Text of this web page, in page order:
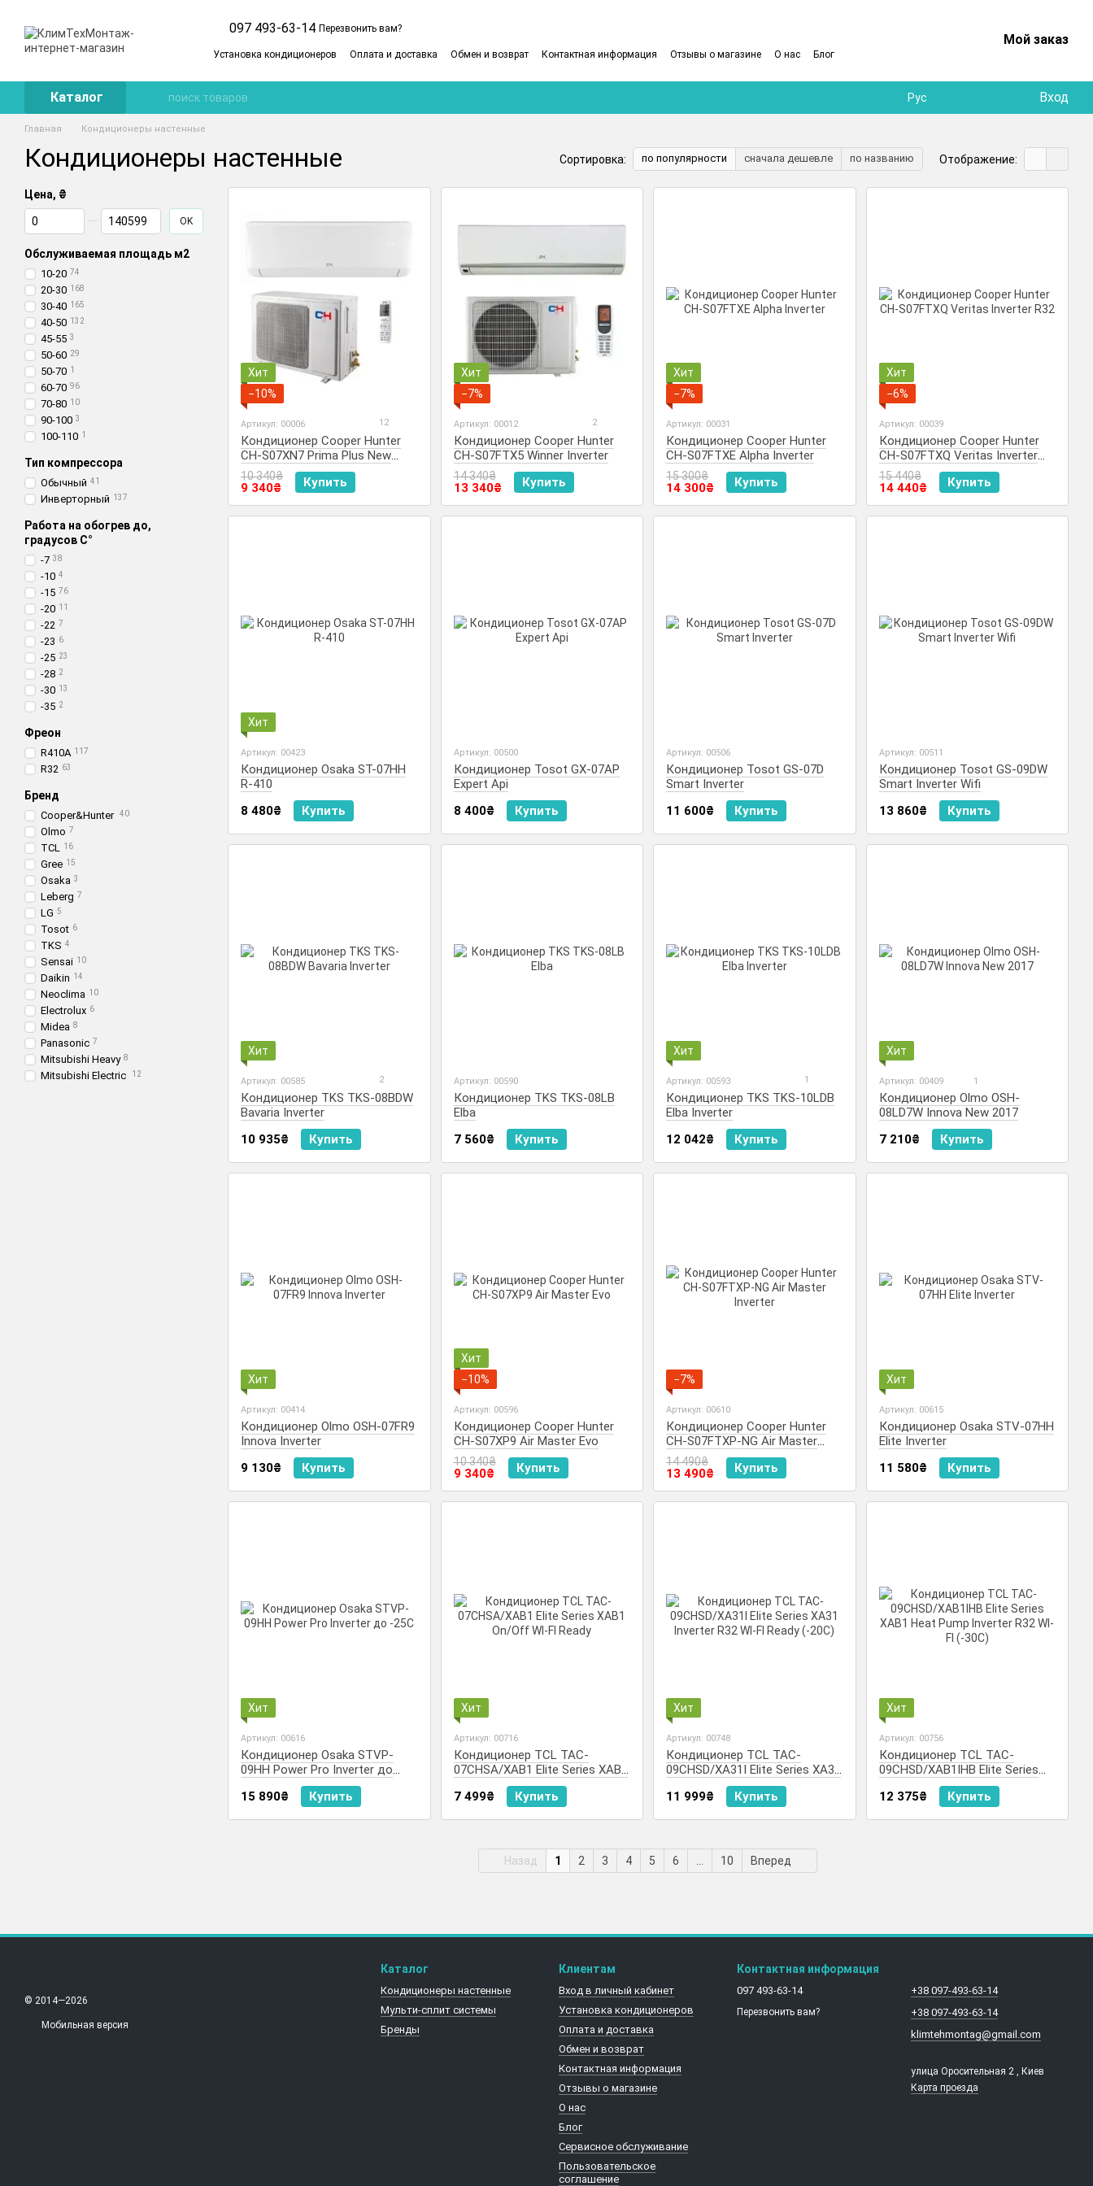
097 493-63-14 Перезвонить вам?
Установка кондиционеров Оплата и доставка Обмен и возврат Контактная информация Отзывы о магазине О нас
Блог
Мой заказ
Каталог Рус Вход
Главная Кондиционеры настенные
Кондиционеры настенные Сортировка: по популярности сначала дешевле по названию Отображение:
Хит
−10%
Артикул: 00006 12
Кондиционер Cooper Hunter
СH-S07XN7 Prima Plus New
2017
10 340₴
9 340₴ Купить
Хит
−7%
Артикул: 00012 2
Кондиционер Cooper Hunter
CH-S07FTX5 Winner Inverter
14 340₴
13 340₴ Купить
Хит
−7%
Артикул: 00031
Кондиционер Cooper Hunter
CH-S07FTXE Alpha Inverter
15 300₴
14 300₴ Купить
Хит
−6%
Артикул: 00039
Кондиционер Cooper Hunter
CH-S07FTXQ Veritas Inverter
R32
15 440₴
14 440₴ Купить
Хит
Артикул: 00423
Кондиционер Osaka ST-07HH
R-410
8 480₴
Купить
Артикул: 00500
Кондиционер Tosot GX-07AP
Expert Api
8 400₴
Купить
Артикул: 00506
Кондиционер Tosot GS-07D
Smart Inverter
11 600₴
Купить
Артикул: 00511
Кондиционер Tosot GS-09DW
Smart Inverter Wifi
13 860₴
Купить
Хит
Артикул: 00585 2
Кондиционер TKS TKS-08BDW
Bavaria Inverter
10 935₴
Купить
Артикул: 00590
Кондиционер TKS TKS-08LB
Elba
7 560₴
Купить
Хит
Артикул: 00593 1
Кондиционер TKS TKS-10LDB
Elba Inverter
12 042₴
Купить
Хит
Артикул: 00409 1
Кондиционер Olmo OSH-
08LD7W Innova New 2017
7 210₴
Купить
Хит
Артикул: 00414
Кондиционер Olmo OSH-07FR9
Innova Inverter
9 130₴
Купить
Хит
−10%
Артикул: 00596
Кондиционер Cooper Hunter
CH-S07XP9 Air Master Evo
10 340₴
9 340₴ Купить
−7%
Артикул: 00610
Кондиционер Cooper Hunter
CH-S07FTXP-NG Air Master
Inverter
14 490₴
13 490₴ Купить
Хит
Артикул: 00615
Кондиционер Osaka STV-07HH
Elite Inverter
11 580₴
Купить
Хит
Артикул: 00616
Кондиционер Osaka STVP-
09HH Power Pro Inverter до
15 890₴
Купить
Хит
Артикул: 00716
Кондиционер TCL TAC-
07CHSA/XAB1 Elite Series XAB1
On/Off WI-FI Ready
7 499₴
Купить
Хит
Артикул: 00748
Кондиционер TCL TAC-
09CHSD/XA31I Elite Series XA31
Inverter R32 WI-FI Ready (-20С)
11 999₴
Купить
Хит
Артикул: 00756
Кондиционер TCL TAC-
09CHSD/XAB1IHB Elite Series
XAB1 Heat Pump Inverter R32
WI-FI (-30C)
12 375₴ Купить
Назад 1 2 3 4 5 6 10 Вперед
Цена, ₴
От Цена, ₴
До Цена, ₴ OK
Обслуживаемая площадь м2
10-20 74
20-30 168
30-40 165
40-50 132
45-55 3
50-60 29
50-70 1
60-70 96
70-80 10
90-100 3
100-110 1
Тип компрессора
Обычный 41
Инверторный 137
Работа на обогрев до,
градусов С°
-7 38
-10 4
-15 76
-20 11
-22 7
-23 6
-25 23
-28 2
-30 13
-35 2
Фреон
R410A 117
R32 63
Бренд
Cooper&Hunter 40
Olmo 7
TCL 16
Gree 15
Osaka 3
Leberg 7
LG 5
Tosot 6
TKS 4
Sensai 10
Daikin 14
Neoclima 10
Electrolux 6
Midea 8
Panasonic 7
Mitsubishi Heavy 8
Mitsubishi Electric 12
© 2014—2026
Мобильная версия
Каталог
Кондиционеры настенные
Мульти-сплит системы
Бренды
Клиентам
Вход в личный кабинет
Установка кондиционеров
Оплата и доставка
Обмен и возврат
Контактная информация
Отзывы о магазине
О нас
Блог
Cервисное обслуживание
Пользовательское
соглашение
Контактная информация
097 493-63-14
Перезвонить вам?
+38 097-493-63-14
+38 097-493-63-14
klimtehmontag@gmail.com
улица Оросительная 2 , Киев
Карта проезда